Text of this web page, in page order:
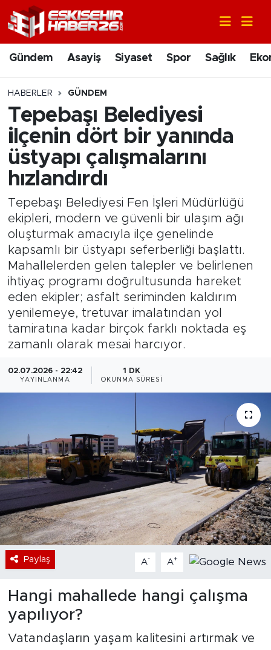
Gündem Asayiş Siyaset Spor Sağlık
HABERLER GÜNDEM
Tepebaşı Belediyesi
ilçenin dört bir yanında
üstyapı çalışmalarını
hızlandırdı
Tepebaşı Belediyesi Fen İşleri Müdürlüğü
ekipleri, modern ve güvenli bir ulaşım ağı
oluşturmak amacıyla ilçe genelinde
kapsamlı bir üstyapı seferberliği başlattı.
Mahallelerden gelen talepler ve belirlenen
ihtiyaç programı doğrultusunda hareket
eden ekipler; asfalt seriminden kaldırım
yenilemeye, tretuvar imalatından yol
tamiratına kadar birçok farklı noktada eş
zamanlı olarak mesai harcıyor.
02.07.2026 - 22:42
YAYINLANMA
1 DK
OKUNMA SÜRESI
Paylaş A- A+
Hangi mahallede hangi çalışma
yapılıyor?
Vatandaşların yaşam kalitesini artırmak ve
Gündem
Asayiş
Siyaset
Spor
Sağlık
Ekonomi
Eğitim
Sanat
Bölge
Teknoloji
Nöbetçi Eczaneler
Hava Durumu
Trafik Durumu
Süper Lig Puan Durumu ve Fikstür
Tüm Manşetler
Son Dakika Haberleri
Haber Arşivi